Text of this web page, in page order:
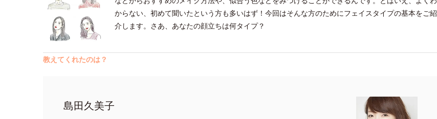
からない、初めて聞いたという方も多いはず！今回はそんな方のためにフェイスタイプの基本をご紹
介します。さあ、あなたの顔立ちは何タイプ？
教えてくれたのは？
島田久美子